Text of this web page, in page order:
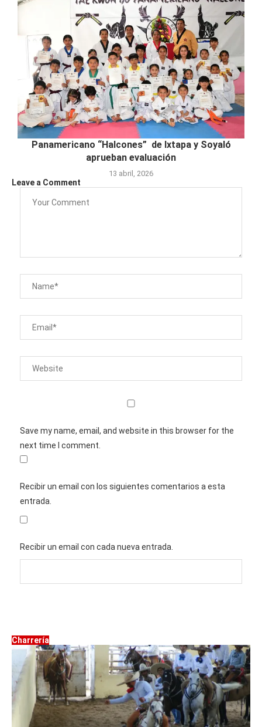
Panamericano “Halcones” de Ixtapa y Soyaló
aprueban evaluación
13 abril, 2026
Leave a Comment
Save my name, email, and website in this browser for the
next time I comment.
Recibir un email con los siguientes comentarios a esta
entrada.
Recibir un email con cada nueva entrada.
Charrería